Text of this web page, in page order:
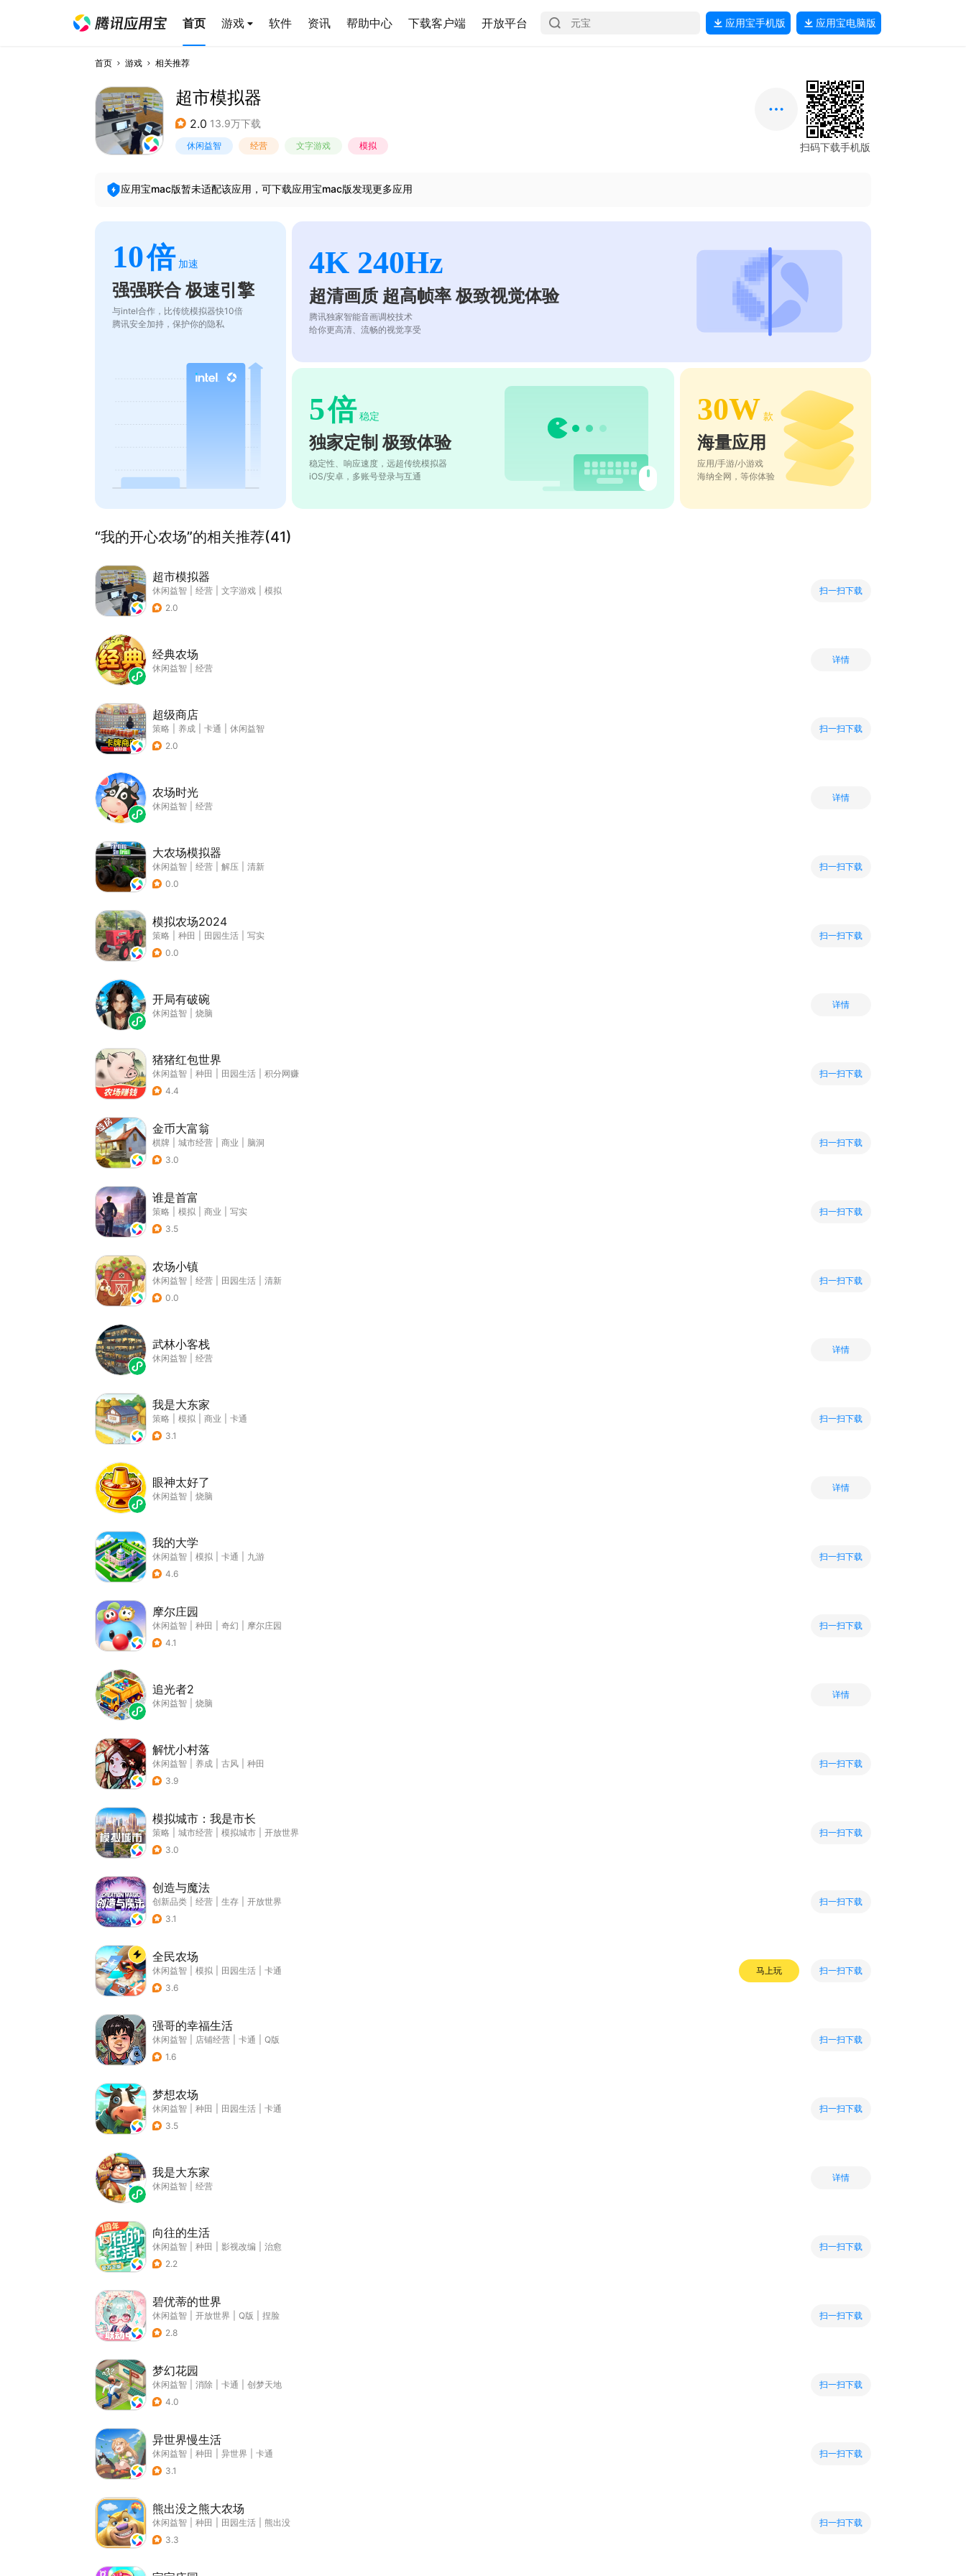
首页 游戏 软件 资讯 帮助中心 下载客户端 开放平台 应用宝手机版 应用宝电脑版
首页 游戏 相关推荐
超市模拟器
2.0 13.9万下载
休闲益智 经营 文字游戏 模拟 扫码下载手机版
应用宝mac版暂未适配该应用，可下载应用宝mac版发现更多应用
10倍 加速
强强联合 极速引擎
与intel合作，比传统模拟器快10倍
腾讯安全加持，保护你的隐私
4K 240Hz
超清画质 超高帧率 极致视觉体验
腾讯独家智能音画调校技术
给你更高清、流畅的视觉享受
5倍 稳定
独家定制 极致体验
稳定性、响应速度，远超传统模拟器
iOS/安卓，多账号登录与互通
30W 款
海量应用
应用/手游/小游戏
海纳全网，等你体验
“我的开心农场”的相关推荐(41)
超市模拟器
休闲益智 经营 文字游戏
模拟
2.0
扫一扫下载
经典农场
休闲益智 经营
详情
超级商店
策略 养成 卡通
休闲益智
2.0
扫一扫下载
农场时光
休闲益智 经营
详情
大农场模拟器
休闲益智 经营 解压
清新
0.0
扫一扫下载
模拟农场2024
策略 种田 田园生活
写实
0.0
扫一扫下载
开局有破碗
休闲益智 烧脑
详情
猪猪红包世界
休闲益智 种田 田园生活
积分网赚
4.4
扫一扫下载
金币大富翁
棋牌 城市经营 商业
脑洞
3.0
扫一扫下载
谁是首富
策略 模拟 商业
写实
3.5
扫一扫下载
农场小镇
休闲益智 经营 田园生活
清新
0.0
扫一扫下载
武林小客栈
休闲益智 经营
详情
我是大东家
策略 模拟 商业
卡通
3.1
扫一扫下载
眼神太好了
休闲益智 烧脑
详情
我的大学
休闲益智 模拟 卡通
九游
4.6
扫一扫下载
摩尔庄园
休闲益智 种田 奇幻
摩尔庄园
4.1
扫一扫下载
追光者2
休闲益智 烧脑
详情
解忧小村落
休闲益智 养成 古风
种田
3.9
扫一扫下载
模拟城市：我是市长
策略 城市经营 模拟城市
开放世界
3.0
扫一扫下载
创造与魔法
创新品类 经营 生存
开放世界
3.1
扫一扫下载
全民农场
休闲益智 模拟 田园生活
卡通
3.6
马上玩 扫一扫下载
强哥的幸福生活
休闲益智 店铺经营 卡通
Q版
1.6
扫一扫下载
梦想农场
休闲益智 种田 田园生活
卡通
3.5
扫一扫下载
我是大东家
休闲益智 经营
详情
向往的生活
休闲益智 种田 影视改编
治愈
2.2
扫一扫下载
碧优蒂的世界
休闲益智 开放世界 Q版
捏脸
2.8
扫一扫下载
梦幻花园
休闲益智 消除 卡通
创梦天地
4.0
扫一扫下载
异世界慢生活
休闲益智 种田 异世界
卡通
3.1
扫一扫下载
熊出没之熊大农场
休闲益智 种田 田园生活
熊出没
3.3
扫一扫下载